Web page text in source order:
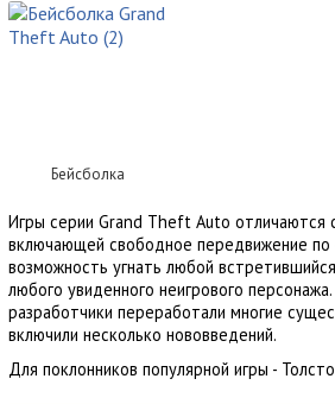
Бейсболка
Игры серии Grand Theft Auto отличаются
включающей свободное передвижение
возможность угнать любой
любого увиденного неигрового
разработчики переработали многие
включили несколько нововведений.
Для поклонников популярной игры -